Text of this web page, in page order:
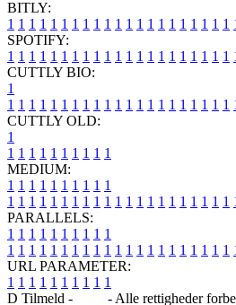
BITLY:
1 1 1 1 1 1 1 1 1 1 1 1 1 1 1 1 1 1 1 1 1
SPOTIFY:
1 1 1 1 1 1 1 1 1 1 1 1 1 1 1 1 1 1 1 1 1
CUTTLY BIO:
1
1 1 1 1 1 1 1 1 1 1 1 1 1 1 1 1 1 1 1 1 1
CUTTLY OLD:
1
1 1 1 1 1 1 1 1 1 1
MEDIUM:
1 1 1 1 1 1 1 1 1 1
1 1 1 1 1 1 1 1 1 1 1 1 1 1 1 1 1 1 1 1 1
PARALLELS:
1 1 1 1 1 1 1 1 1 1
1 1 1 1 1 1 1 1 1 1 1 1 1 1 1 1 1 1 1 1 1
URL PARAMETER:
1 1 1 1 1 1 1 1 1 1
D Tilmeld -
- Alle rettigheder